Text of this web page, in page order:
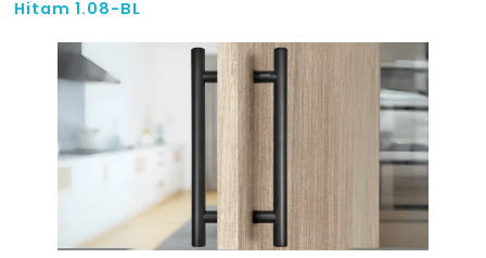
Hitam 1.08-BL